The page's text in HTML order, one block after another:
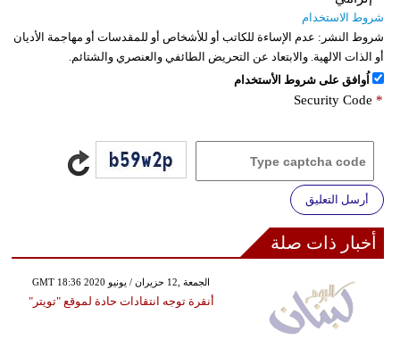
شروط الاستخدام
شروط النشر: عدم الإساءة للكاتب أو للأشخاص أو للمقدسات أو مهاجمة الأديان
أو الذات الالهية. والابتعاد عن التحريض الطائفي والعنصري والشتائم.
اُوافق على شروط الأستخدام
Security Code *
أرسل التعليق
أخبار ذات صلة
GMT 18:36 2020 الجمعة ,12 حزيران / يونيو
أنقرة توجه انتقادات حادة لموقع "تويتر"